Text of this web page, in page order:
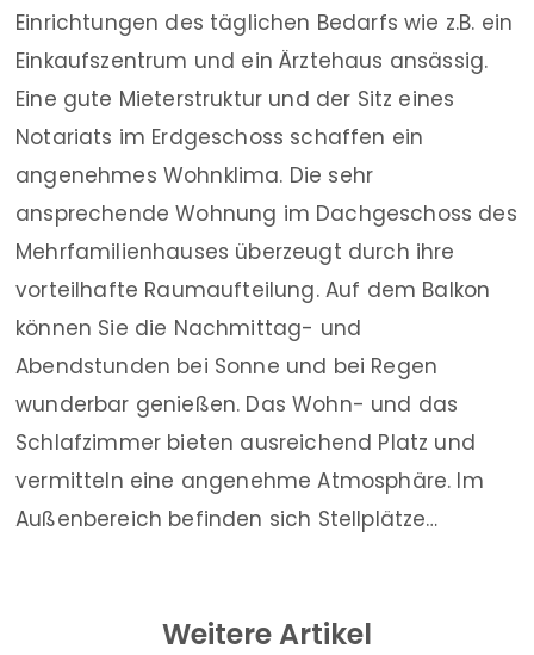
Einrichtungen des täglichen Bedarfs wie z.B. ein
Einkaufszentrum und ein Ärztehaus ansässig.
Eine gute Mieterstruktur und der Sitz eines
Notariats im Erdgeschoss schaffen ein
angenehmes Wohnklima. Die sehr
ansprechende Wohnung im Dachgeschoss des
Mehrfamilienhauses überzeugt durch ihre
vorteilhafte Raumaufteilung. Auf dem Balkon
können Sie die Nachmittag- und
Abendstunden bei Sonne und bei Regen
wunderbar genießen. Das Wohn- und das
Schlafzimmer bieten ausreichend Platz und
vermitteln eine angenehme Atmosphäre. Im
Außenbereich befinden sich Stellplätze…
Weitere Artikel